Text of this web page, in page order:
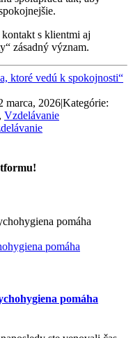
s klientmi aj
zásadný význam.
ktoré vedú k spokojnosti“
marca, 2026|Kategórie:
, Vzdelávanie
pomáha
pomáha